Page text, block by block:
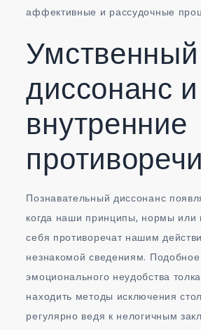
аффективные и рассудочные
Умственный
диссонанс и
внутренние
Познавательный диссонанс
когда наши принципы, нормы или
себя противоречат нашим
незнакомой сведениям. Подобное
эмоционального неудобства
находить методы исключения
регулярно ведя к нелогичным